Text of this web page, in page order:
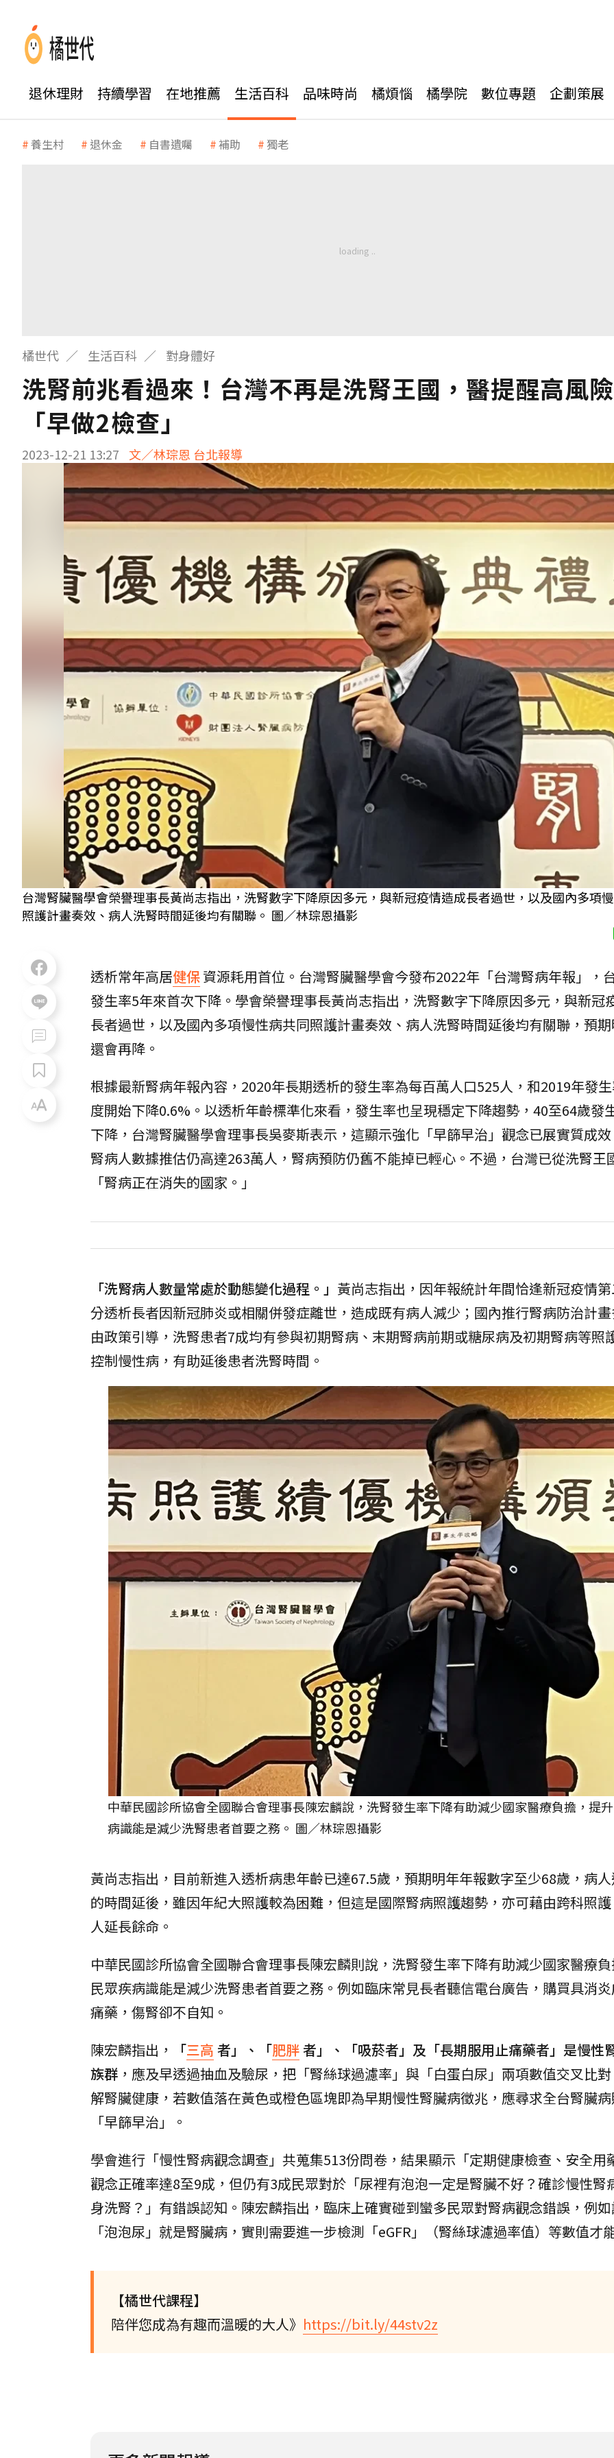
退休理財 持續學習 在地推薦 生活百科 品味時尚 橘煩惱 橘學院 數位專題 企劃策展
養生村 退休金 自書遺囑 補助 獨老
橘世代 生活百科 對身體好
洗腎前兆看過來！台灣不再是洗腎王國，醫提醒高風
「早做2檢查」
2023-12-21 13:27 文／林琮恩 台北報導
台灣腎臟醫學會榮譽理事長黃尚志指出，洗腎數字下降原因多元，與新冠疫情造成長者過世，以及國內多項
照護計畫奏效、病人洗腎時間延後均有關聯。 圖／林琮恩攝影
透析常年高居健保資源耗用首位。台灣腎臟醫學會今發布2022年「台灣腎病年報」，
發生率5年來首次下降。學會榮譽理事長黃尚志指出，洗腎數字下降原因多元，與新冠
長者過世，以及國內多項慢性病共同照護計畫奏效、病人洗腎時間延後均有關聯，預
還會再降。
根據最新腎病年報內容，2020年長期透析的發生率為每百萬人口525人，和2019年發
度開始下降0.6%。以透析年齡標準化來看，發生率也呈現穩定下降趨勢，40至64歲發
下降，台灣腎臟醫學會理事長吳麥斯表示，這顯示強化「早篩早治」觀念已展實質成
腎病人數據推估仍高達263萬人，腎病預防仍舊不能掉已輕心。不過，台灣已從洗腎王
「腎病正在消失的國家。」
「洗腎病人數量常處於動態變化過程。」 黃尚志指出，因年報統計年間恰逢新冠疫情
分透析長者因新冠肺炎或相關併發症離世，造成既有病人減少；國內推行腎病防治計
由政策引導，洗腎患者7成均有參與初期腎病、末期腎病前期或糖尿病及初期腎病等照
控制慢性病，有助延後患者洗腎時間。
中華民國診所協會全國聯合會理事長陳宏麟說，洗腎發生率下降有助減少國家醫療負擔，提
病識能是減少洗腎患者首要之務。 圖／林琮恩攝影
黃尚志指出，目前新進入透析病患年齡已達67.5歲，預期明年年報數字至少68歲，病
的時間延後，雖因年紀大照護較為困難，但這是國際腎病照護趨勢，亦可藉由跨科照
人延長餘命。
中華民國診所協會全國聯合會理事長陳宏麟則說，洗腎發生率下降有助減少國家醫療
民眾疾病識能是減少洗腎患者首要之務。例如臨床常見長者聽信電台廣告，購買具消
痛藥，傷腎卻不自知。
陳宏麟指出，
「三高 者」、「肥胖者」、「吸菸者」及「長期服用止痛藥者」是慢性
族群 ，應及早透過抽血及驗尿，把「腎絲球過濾率」與「白蛋白尿」兩項數值交叉比
解腎臟健康，若數值落在黃色或橙色區塊即為早期慢性腎臟病徵兆，應尋求全台腎臟
「早篩早治」。
學會進行「慢性腎病觀念調查」共蒐集513份問卷，結果顯示「定期健康檢查、安全用
觀念正確率達8至9成，但仍有3成民眾對於「尿裡有泡泡一定是腎臟不好？確診慢性腎
身洗腎？」有錯誤認知。陳宏麟指出，臨床上確實碰到蠻多民眾對腎病觀念錯誤，例
「泡泡尿」就是腎臟病，實則需要進一步檢測「eGFR」（腎絲球濾過率值）等數值才
【橘世代課程】
陪伴您成為有趣而溫暖的大人》 https://bit.ly/44stv2z